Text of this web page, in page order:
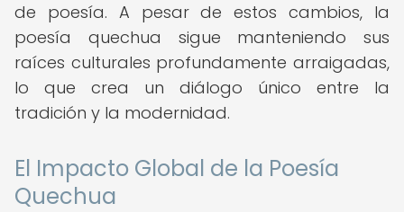
de poesía. A pesar de estos cambios, la
poesía quechua sigue manteniendo sus
raíces culturales profundamente arraigadas,
lo que crea un diálogo único entre la
tradición y la modernidad.
El Impacto Global de la Poesía
Quechua